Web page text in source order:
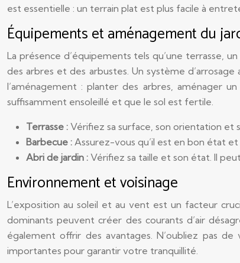
est essentielle : un terrain plat est plus facile à
Équipements et aménagement du
La présence d’équipements tels qu’une terrasse,
des arbres et des arbustes. Un système
l’aménagement : planter des arbres, aménager
suffisamment ensoleillé et que le sol est fertile.
Terrasse : Vérifiez sa surface, son orientation et
Barbecue : Assurez-vous qu’il est en bon état
Abri de jardin : Vérifiez sa taille et son état. Il
Environnement et voisinage
L’exposition au soleil et au vent est un facteur
dominants peuvent créer des courants d’air
également offrir des avantages. N’oubliez pas
importantes pour garantir votre tranquillité.